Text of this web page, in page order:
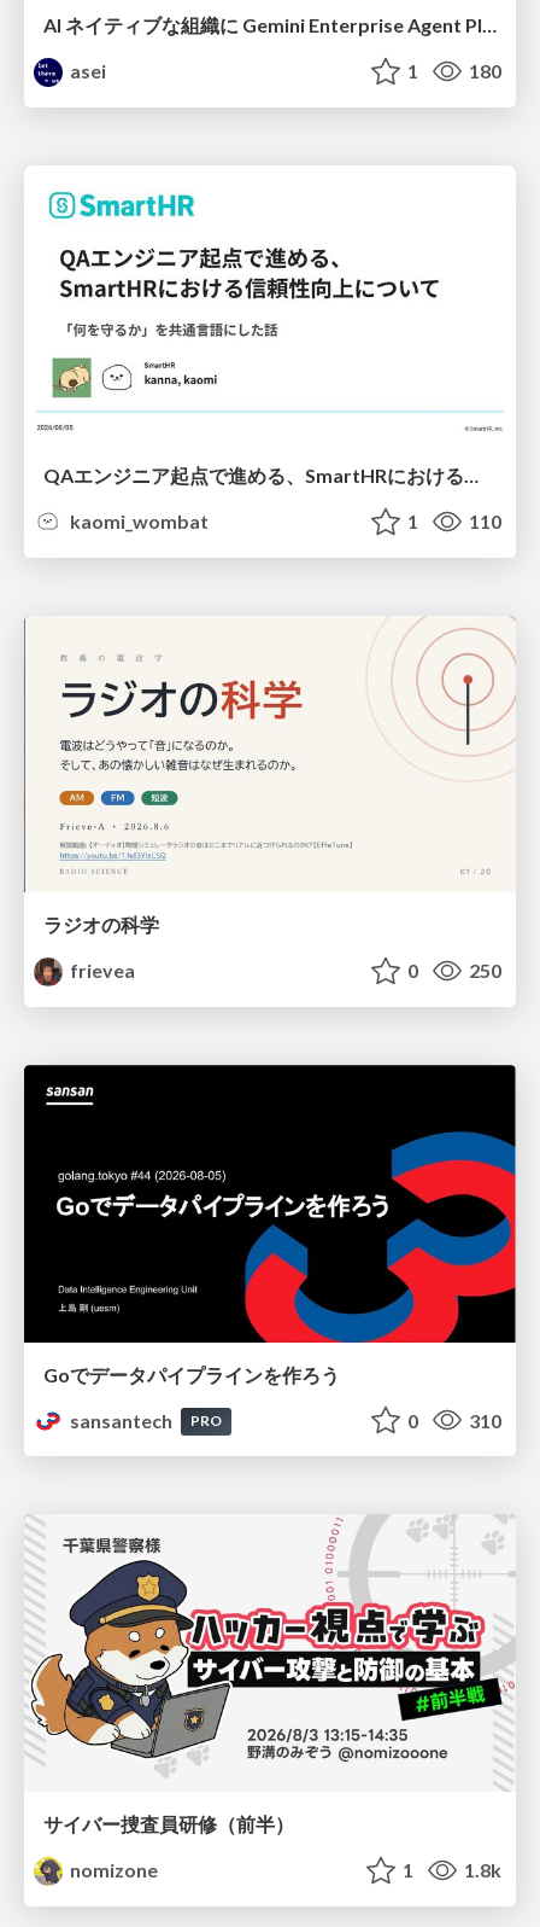
AI ネイティブな組織に Gemini Enterprise Agent Platform がなぜ必要なのか
asei
1 180
kaomi_wombat
1 110
ラジオの科学
frievea
0 250
Goでデータパイプラインを作ろう
sansantech
PRO 0 310
サイバー捜査員研修（前半）
nomizone
1 1.8k